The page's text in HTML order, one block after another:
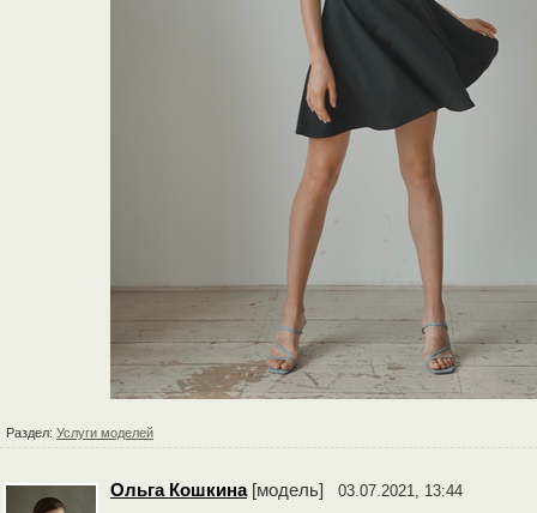
Раздел: Услуги моделей
Ольга Кошкина[модель] 03.07.2021, 13:44